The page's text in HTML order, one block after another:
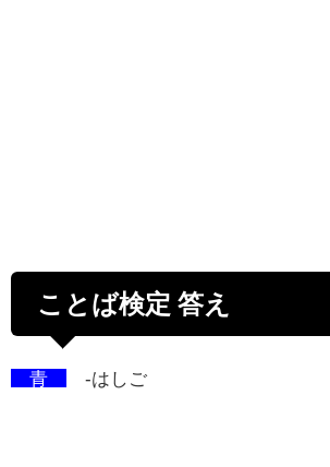
ことば検定 答え
青 -はしご